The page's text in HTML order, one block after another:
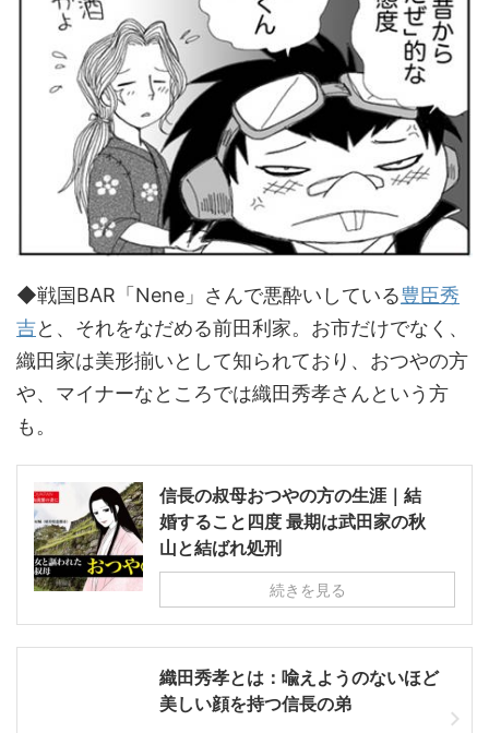
◆戦国BAR「Nene」さんで悪酔いしている豊臣秀
吉と、それをなだめる前田利家。お市だけでなく、
織田家は美形揃いとして知られており、おつやの方
や、マイナーなところでは織田秀孝さんという方
も。
信長の叔母おつやの方の生涯｜結
婚すること四度 最期は武田家の秋
山と結ばれ処刑
続きを見る
織田秀孝とは：喩えようのないほど
美しい顔を持つ信長の弟